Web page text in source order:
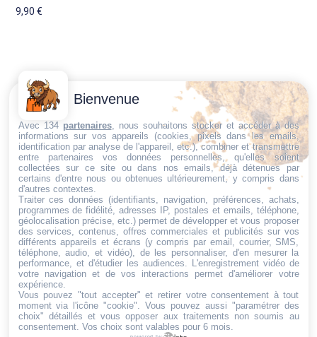
9,90€
Trouvez ce qu'il vous faut,
au bon endroit
Conditions
générales
de vente
Politique de
cookies
Politique de
confidentialité
Mentions
légales
Conditions de
retour et de
remboursement
Droit de
rétractation
Contactez-
Nous
Email:
dt@sasbms.fr
Bienvenue
Avec 134 partenaires, nous souhaitons stocker et accéder à des
informations sur vos appareils (cookies, pixels dans les emails,
identification par analyse de l'appareil, etc.), combiner et transmettre
entre partenaires vos données personnelles, qu'elles soient
collectées sur ce site ou dans nos emails, déjà détenues par
certains d'entre nous ou obtenues ultérieurement, y compris dans
d'autres contextes.
Traiter ces données (identifiants, navigation, préférences, achats,
programmes de fidélité, adresses IP, postales et emails, téléphone,
géolocalisation précise, etc.) permet de développer et vous proposer
des services, contenus, offres commerciales et publicités sur vos
différents appareils et écrans (y compris par email, courrier, SMS,
téléphone, audio, et vidéo), de les personnaliser, d'en mesurer la
performance, et d'étudier les audiences. L'enregistrement vidéo de
votre navigation et de vos interactions permet d'améliorer votre
expérience.
Vous pouvez "tout accepter" et retirer votre consentement à tout
moment via l'icône "cookie" . Vous pouvez aussi "paramétrer des
choix" détaillés et vous opposer aux traitements non soumis au
consentement. Vos choix sont valables pour 6 mois.